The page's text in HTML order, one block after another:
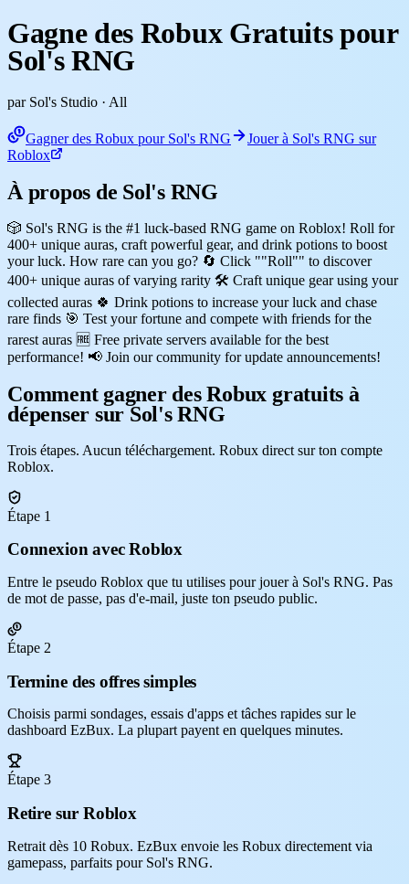
Gagne des Robux Gratuits pour
Sol's RNG
par Sol's Studio · All
Gagner des Robux pour Sol's RNG
Jouer à Sol's RNG sur
Roblox
À propos de Sol's RNG
🎲 Sol's RNG is the #1 luck-based RNG game on Roblox! Roll for
400+ unique auras, craft powerful gear, and drink potions to boost
your luck. How rare can you go? 🔄 Click ""Roll"" to discover
400+ unique auras of varying rarity 🛠️ Craft unique gear using your
collected auras 🍀 Drink potions to increase your luck and chase
rare finds 🎯 Test your fortune and compete with friends for the
rarest auras 🆓 Free private servers available for the best
performance! 📢 Join our community for update announcements!
Comment gagner des Robux gratuits à
dépenser sur Sol's RNG
Trois étapes. Aucun téléchargement. Robux direct sur ton compte
Roblox.
Étape 1
Connexion avec Roblox
Entre le pseudo Roblox que tu utilises pour jouer à Sol's RNG. Pas
de mot de passe, pas d'e-mail, juste ton pseudo public.
Étape 2
Termine des offres simples
Choisis parmi sondages, essais d'apps et tâches rapides sur le
dashboard EzBux. La plupart payent en quelques minutes.
Étape 3
Retire sur Roblox
Retrait dès 10 Robux. EzBux envoie les Robux directement via
gamepass, parfaits pour Sol's RNG.